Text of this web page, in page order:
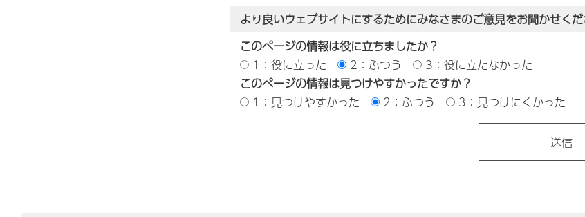
より良いウェブサイトにするためにみなさまのご意見をお聞かせく
このページの情報は役に立ちましたか？
1：役に立った
2：ふつう
3：役に立たなかった
このページの情報は見つけやすかったですか？
1：見つけやすかった
2：ふつう 3：見つけにくかった